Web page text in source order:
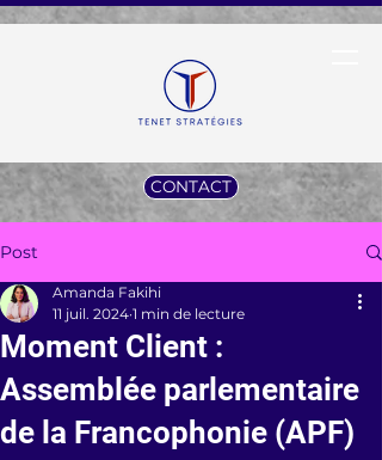
CONTACT
Post
Moment Client :
Assemblée parlementaire
de la Francophonie (APF)
Amanda Fakihi
11 juil. 2024 1 min de lecture